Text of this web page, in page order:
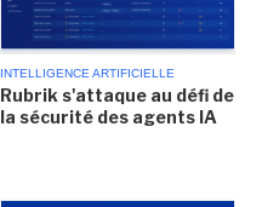
INTELLIGENCE ARTIFICIELLE
Rubrik s'attaque au défi de
la sécurité des agents IA